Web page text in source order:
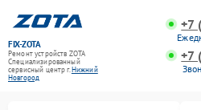
FIX-ZOTA
Ремонт устройств ZOTA
Специализированный
cервисный центр г.Нижний
Новгород
+7
+7